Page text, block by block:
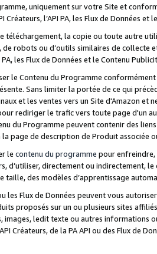
uniquement sur votre Site et
Créateurs, l’API PA, les Flux de Données
téléchargement, la copie ou toute autre
de robots ou d’outils similaires de
PA, les Flux de Données et le Contenu
le Contenu du Programme
Sans limiter la portée de ce qui
et les ventes vers un Site d'Amazon et
rediriger le trafic vers toute page d'un
du Programme peuvent contenir des
page de description de Produit associée
le contenu du programme pour
d’utiliser, directement ou indirectement,
taille, des modèles d’apprentissage
ou les Flux de Données peuvent vous
proposés sur un ou plusieurs sites
images, ledit texte ou autres informations
Créateurs, de la PA API ou des Flux de